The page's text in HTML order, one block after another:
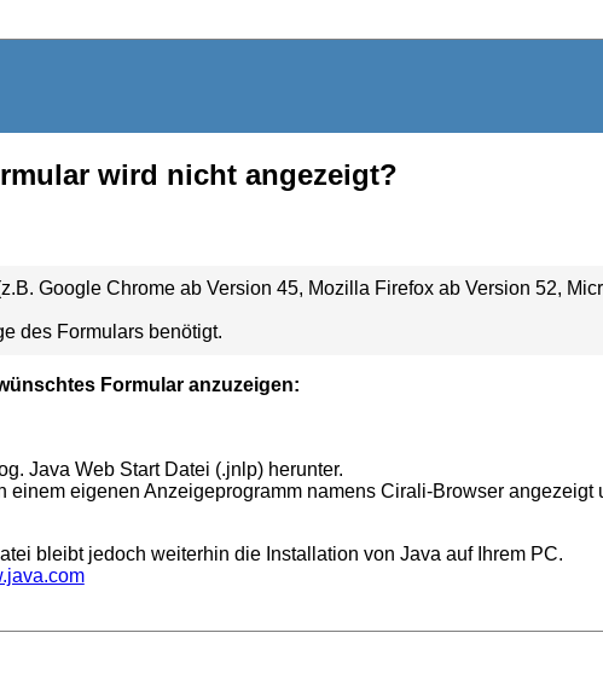
wird nicht angezeigt?
Google Chrome ab Version 45, Mozilla Firefox ab Version 52,
des Formulars benötigt.
Formular anzuzeigen:
Java Web Start Datei (.jnlp) herunter.
einem eigenen Anzeigeprogramm namens Cirali-Browser angezeigt
bleibt jedoch weiterhin die Installation von Java auf Ihrem PC.